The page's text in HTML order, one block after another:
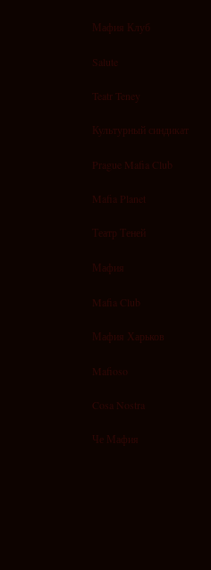
Мафия Клуб
Salute
Teatr Teney
Культурный синдикат
Prague Mafia Club
Mafia Planet
Театр Теней
Мафия
Mafia Club
Мафия Харьков
Mafioso
Cosa Nostra
Че Мафия